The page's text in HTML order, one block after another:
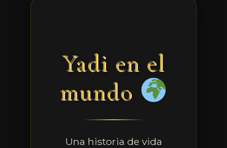
Yadi en el
mundo
Una historia de vida